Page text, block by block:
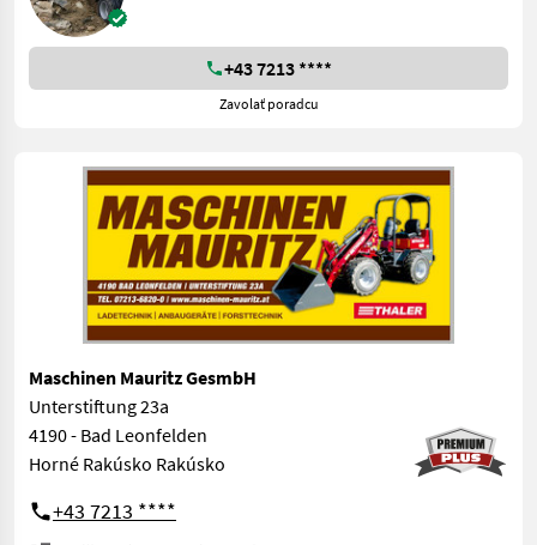
+43 7213 ****
Zavolať poradcu
Maschinen Mauritz GesmbH
Unterstiftung 23a
4190 - Bad Leonfelden
Horné Rakúsko Rakúsko
+43 7213 ****